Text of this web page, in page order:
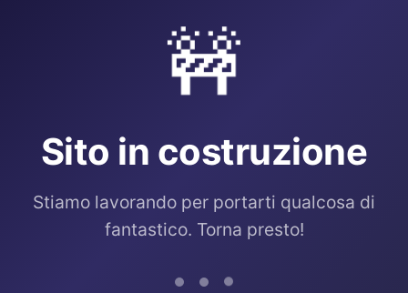
🚧
Sito in costruzione
Stiamo lavorando per portarti qualcosa di
fantastico. Torna presto!